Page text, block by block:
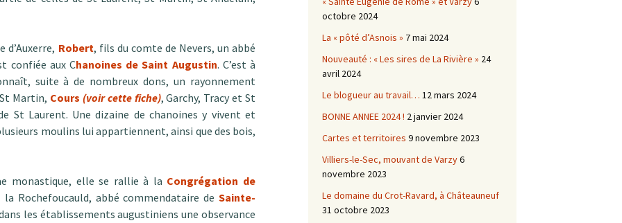
d’Auxerre, Robert, fils du comte de Nevers, un abbé
confiée aux Chanoines de Saint Augustin. C’est à
suite à de nombreux dons, un rayonnement
Martin, Cours (voir cette fiche), Garchy, Tracy et St
St Laurent. Une dizaine de chanoines y vivent et
moulins lui appartiennent, ainsi que des bois,
monastique, elle se rallie à la Congrégation de
Rochefoucauld, abbé commendataire de Sainte-
les établissements augustiniens une observance
octobre 2024
La « pôté d’Asnois » 7 mai 2024
Nouveauté : « Les sires de La Rivière » 24
avril 2024
Le blogueur au travail… 12 mars 2024
BONNE ANNEE 2024 ! 2 janvier 2024
Cartes et territoires 9 novembre 2023
Villiers-le-Sec, mouvant de Varzy6
novembre 2023
Le domaine du Crot-Ravard, à Châteauneuf
31 octobre 2023